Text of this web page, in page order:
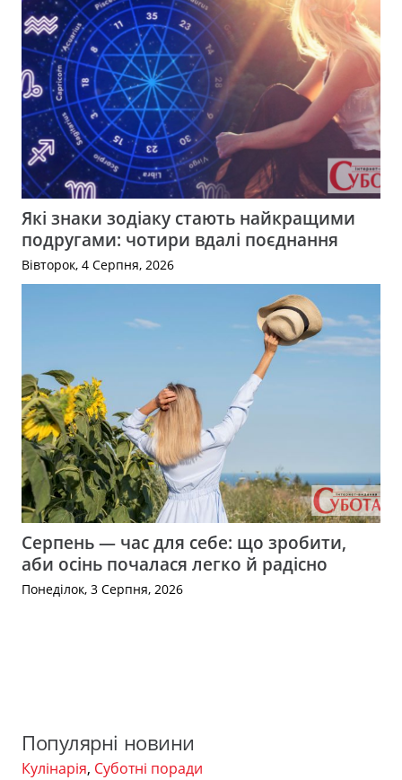
Які знаки зодіаку стають найкращими
подругами: чотири вдалі поєднання
Вівторок, 4 Серпня, 2026
Серпень — час для себе: що зробити,
аби осінь почалася легко й радісно
Понеділок, 3 Серпня, 2026
Популярні новини
Кулінарія, Суботні поради